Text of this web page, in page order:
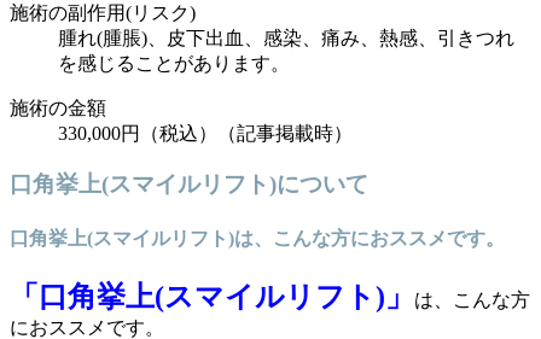
施術の副作用(リスク)
腫れ(腫脹)、皮下出血、感染、痛み、熱感、引きつれ
を感じることがあります。
施術の金額
330,000円（税込）（記事掲載時）
口角挙上(スマイルリフト)について
口角挙上(スマイルリフト)は、こんな方におススメです。
「口角挙上(スマイルリフト)」
は、こんな方
におススメです。